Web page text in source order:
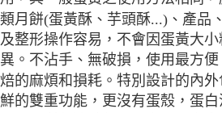
類月餅(蛋黃酥、芋頭酥...)、產品
及整形操作容易，不會因蛋黃大
異。不沾手、無破損，使用最方
焙的麻煩和損耗。特別設計的內
鮮的雙重功能，更沒有蛋殼，蛋